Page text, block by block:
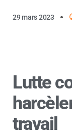
29 mars 2023
Lutte
travail